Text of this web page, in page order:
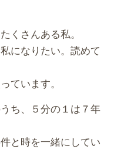
くさんある私。
になりたい。読めて
ています。
ち、５分の１は７年
と時を一緒にしてい